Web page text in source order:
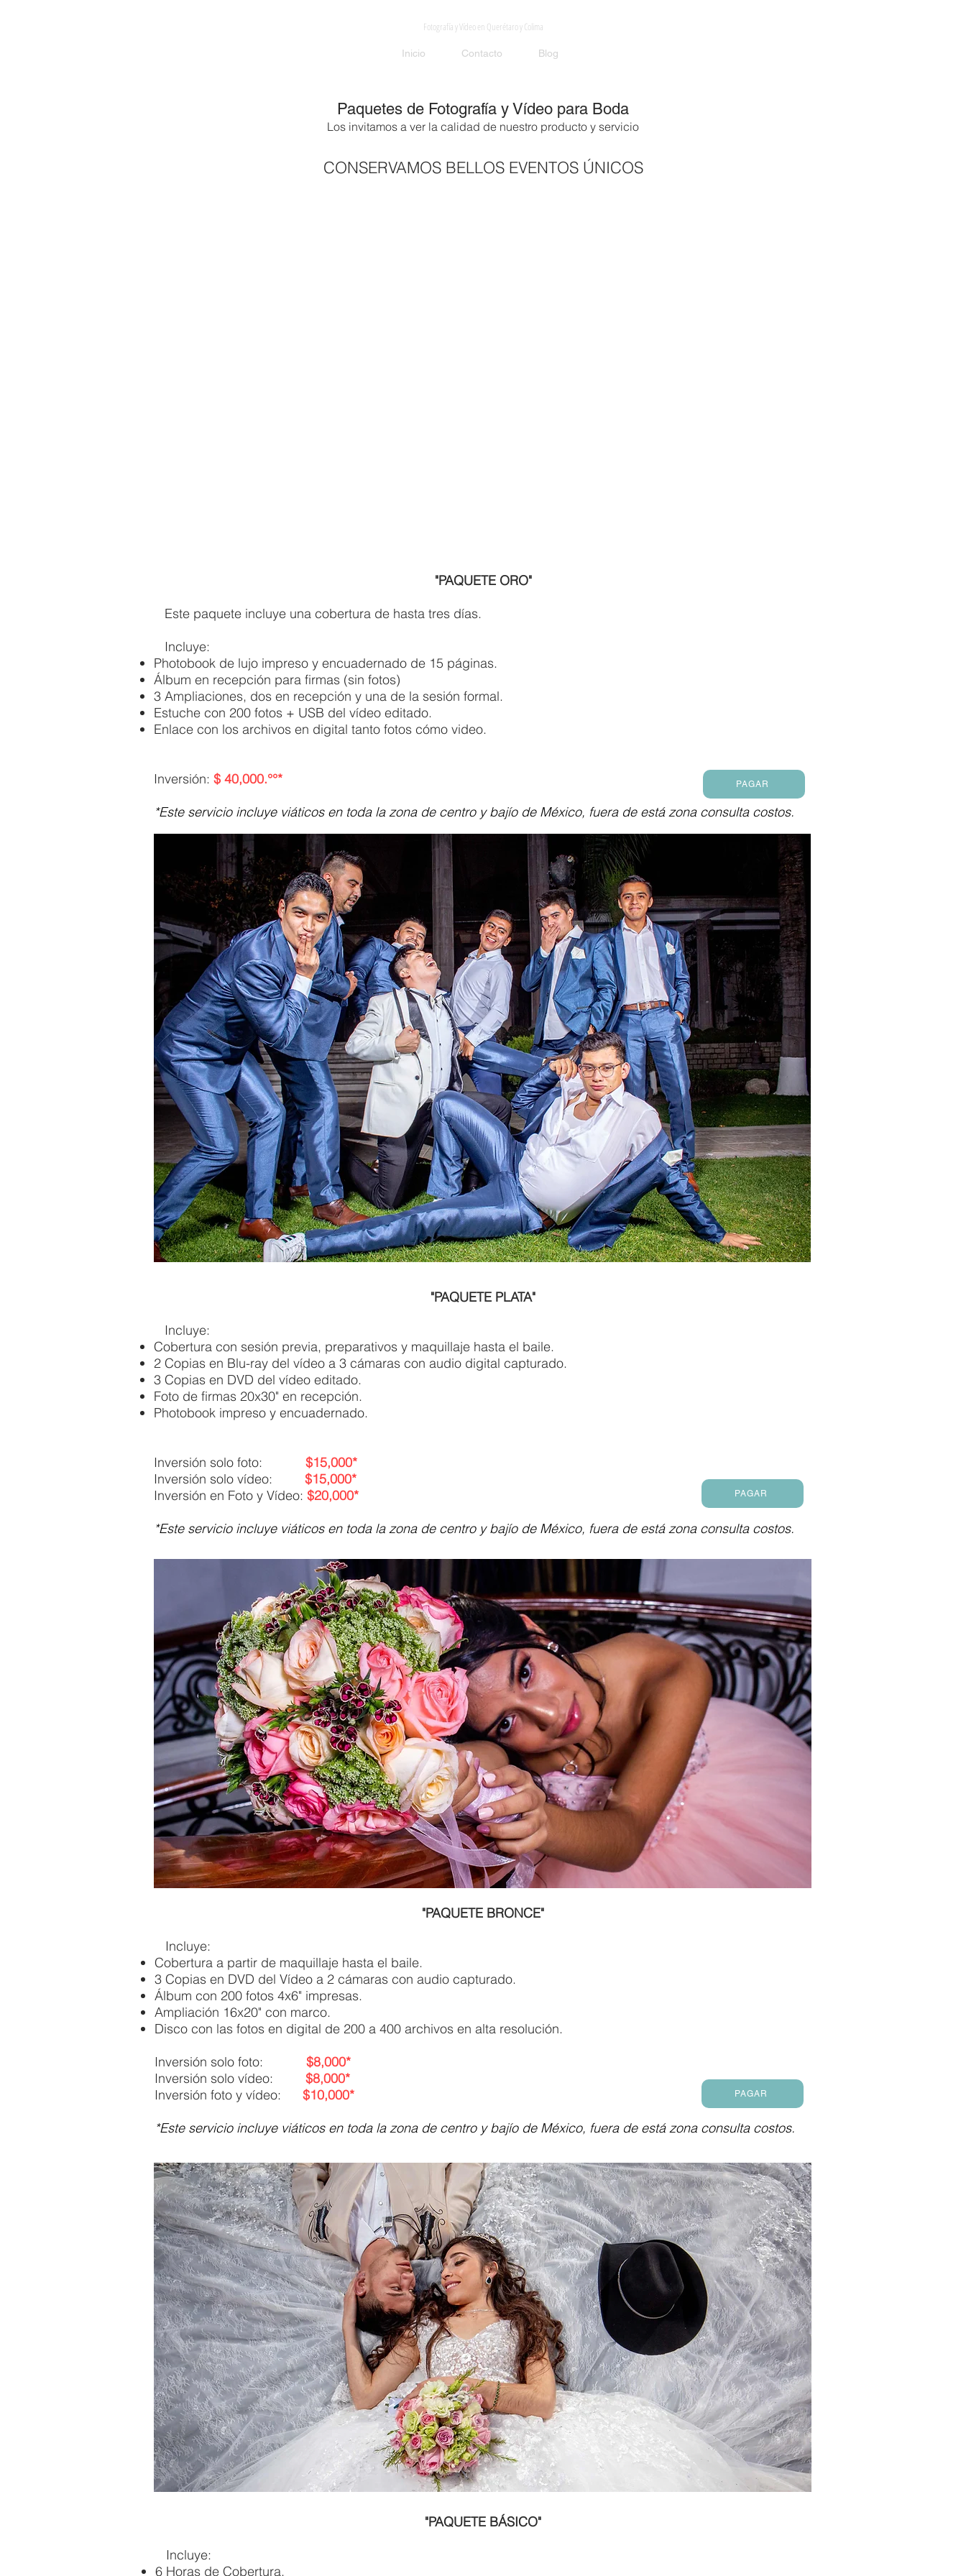
Fotografía y Vídeo en Querétaro y Colima
Inicio Contacto Blog
Paquetes de Fotografía y Vídeo para Boda
Los invitamos a ver la calidad de nuestro producto y servicio
CONSERVAMOS BELLOS EVENTOS ÚNICOS
"PAQUETE ORO"
Este paquete incluye una cobertura de hasta tres días.
Incluye:
Photobook de lujo impreso y encuadernado de 15 páginas.
Álbum en recepción para firmas (sin fotos)
3 Ampliaciones, dos en recepción y una de la sesión formal.
Estuche con 200 fotos + USB del vídeo editado.
Enlace con los archivos en digital tanto fotos cómo video.
Inversión: $ 40,000.°°*
*Este servicio incluye viáticos en toda la zona de centro y bajío de México, fuera de está zona consulta costos.
PAGAR
"PAQUETE PLATA"
Incluye:
Cobertura con sesión previa, preparativos y maquillaje hasta el baile.
2 Copias en Blu-ray del vídeo a 3 cámaras con audio digital capturado.
3 Copias en DVD del vídeo editado.
Foto de firmas 20x30" en recepción.
Photobook impreso y encuadernado.
Inversión solo foto: $15,000*
Inversión solo vídeo: $15,000*
Inversión en Foto y Vídeo: $20,000*
*Este servicio incluye viáticos en toda la zona de centro y bajío de México, fuera de está zona consulta costos.
PAGAR
"PAQUETE BRONCE"
Incluye:
Cobertura a partir de maquillaje hasta el baile.
3 Copias en DVD del Vídeo a 2 cámaras con audio capturado.
Álbum con 200 fotos 4x6" impresas.
Ampliación 16x20" con marco.
Disco con las fotos en digital de 200 a 400 archivos en alta resolución.
Inversión solo foto: $8,000*
Inversión solo vídeo: $8,000*
Inversión foto y vídeo: $10,000*
*Este servicio incluye viáticos en toda la zona de centro y bajío de México, fuera de está zona consulta costos.
PAGAR
"PAQUETE BÁSICO"
Incluye:
6 Horas de Cobertura.